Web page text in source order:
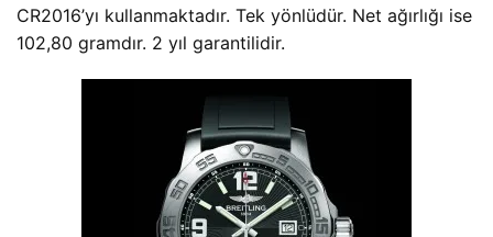
CR2016’yı kullanmaktadır. Tek yönlüdür. Net ağırlığı ise
102,80 gramdır. 2 yıl garantilidir.